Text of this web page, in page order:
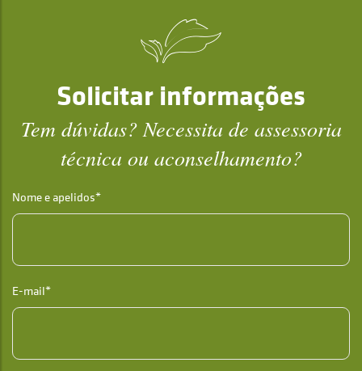
Solicitar informações
Tem dúvidas? Necessita de assessoria
técnica ou aconselhamento?
Nome e apelidos*
E-mail*